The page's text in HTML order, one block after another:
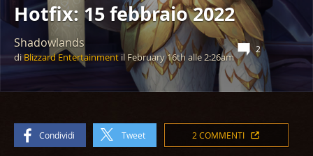
Hotfix: 15 febbraio 2022
Shadowlands
diBlizzard Entertainment il February 16thalle2:26am
2
Condividi Tweet 2 COMMENTI